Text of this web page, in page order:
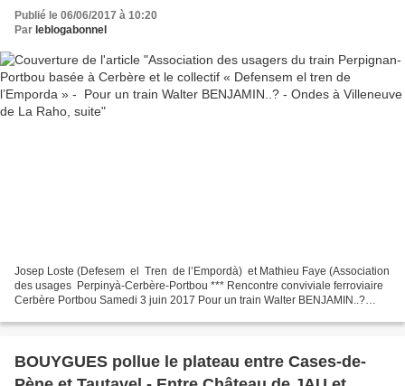
de La Raho, suite
Publié le 06/06/2017 à 10:20
Par leblogabonnel
Josep Loste (Defesem el Tren de l’Empordà) et Mathieu Faye (Association
des usages Perpinyà-Cerbère-Portbou *** Rencontre conviviale ferroviaire
Cerbère Portbou Samedi 3 juin 2017 Pour un train Walter BENJAMIN..?
BOUYGUES pollue le plateau entre Cases-de-